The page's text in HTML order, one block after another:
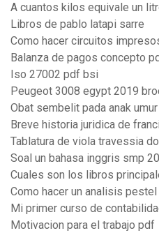
A cuantos kilos equivale un
Libros de pablo latapi sarre
Como hacer circuitos
Balanza de pagos concepto
Iso 27002 pdf bsi
Peugeot 3008 egypt 2019
Obat sembelit pada anak umur
Breve historia juridica de
Tablatura de viola travessia
Soal un bahasa inggris smp
Cuales son los libros
Como hacer un analisis
Mi primer curso de
Motivacion para el trabajo pdf